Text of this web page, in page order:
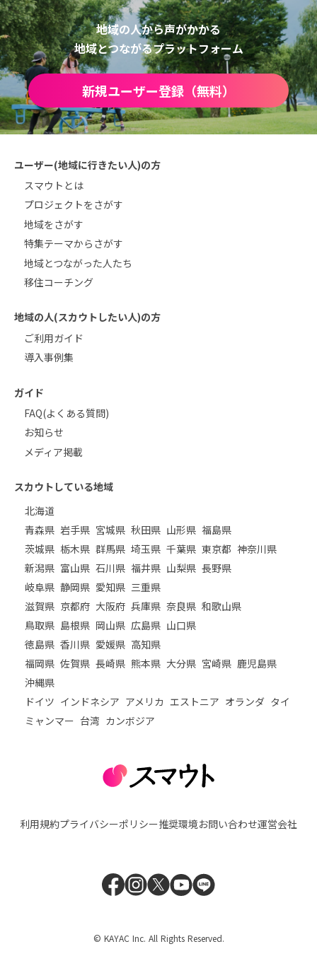
地域の人から声がかかる
地域とつながるプラットフォーム
新規ユーザー登録（無料）
ユーザー(地域に行きたい人)の方
スマウトとは
プロジェクトをさがす
地域をさがす
特集テーマからさがす
地域とつながった人たち
移住コーチング
地域の人(スカウトしたい人)の方
ご利用ガイド
導入事例集
ガイド
FAQ(よくある質問)
お知らせ
メディア掲載
スカウトしている地域
北海道
青森県 岩手県 宮城県 秋田県 山形県 福島県
茨城県 栃木県 群馬県 埼玉県 千葉県 東京都 神奈川県
新潟県 富山県 石川県 福井県 山梨県 長野県
岐阜県 静岡県 愛知県 三重県
滋賀県 京都府 大阪府 兵庫県 奈良県 和歌山県
鳥取県 島根県 岡山県 広島県 山口県
徳島県 香川県 愛媛県 高知県
福岡県 佐賀県 長崎県 熊本県 大分県 宮崎県 鹿児島県
沖縄県
ドイツ インドネシア アメリカ エストニア オランダ タイ
ミャンマー 台湾 カンボジア
利用規約プライバシーポリシー推奨環境お問い合わせ運営会社
© KAYAC Inc. All Rights Reserved.